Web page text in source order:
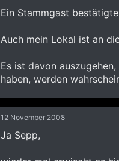
Ein Stammgast
Auch mein Lokal ist an
Es ist davon
haben, werden
12 November 2008
Ja Sepp,